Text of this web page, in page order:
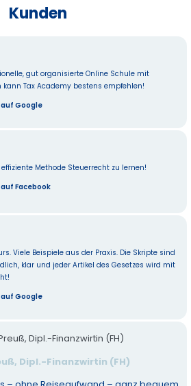
Kunden
gut organisierte Online Schule mit
Tax Academy bestens empfehlen!
Google
Methode Steuerrecht zu lernen!
Facebook
Viele Beispiele aus der Praxis. Die Skripte sind
klar und jeder Artikel des Gesetzes wird mit
Google
Dipl.-Finanzwirtin (FH)